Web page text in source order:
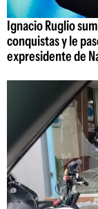
Ignacio Ruglio
conquistas y le
expresidente de